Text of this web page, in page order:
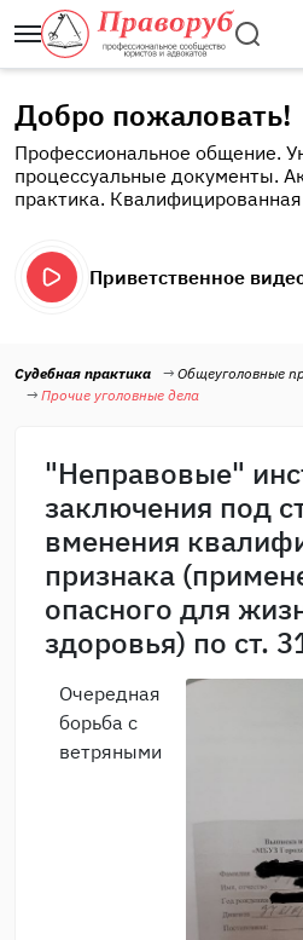
Добро пожаловать!
Профессиональное общение.
процессуальные документы.
практика.
Приветственное
Судебная практика
Общеуголовные
Прочие уголовные дела
"Неправовые"
заключения под
вменения
признака
опасного для
здоровья) по ст.
Очередная
борьба с
ветряными